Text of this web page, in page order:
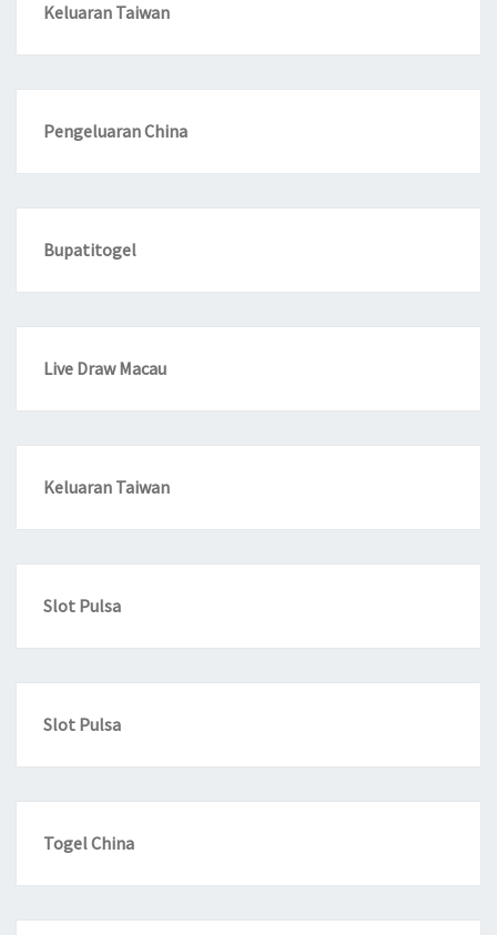
Keluaran Taiwan
Pengeluaran China
Bupatitogel
Live Draw Macau
Keluaran Taiwan
Slot Pulsa
Slot Pulsa
Togel China